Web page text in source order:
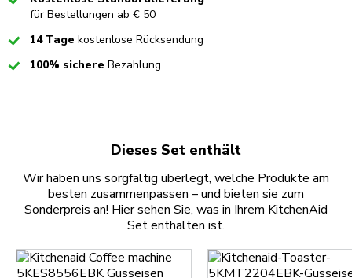
für Bestellungen ab € 50
Checked14 Tage kostenlose Rücksendung
Checked100% sichere Bezahlung
Dieses Set enthält
Wir haben uns sorgfältig überlegt, welche Produkte am
besten zusammenpassen – und bieten sie zum
Sonderpreis an! Hier sehen Sie, was in Ihrem KitchenAid
Set enthalten ist.